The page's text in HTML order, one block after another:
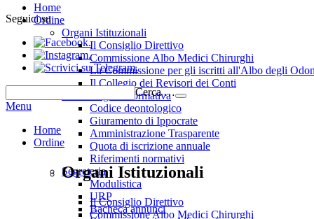
Seguici su
.
.
.
Cerca …
Menu
Home
Ordine
Organi Istituzionali
Il Consiglio Direttivo
Commissione Albo Medici Chirurghi
Home
Ordine
Organi Istituzionali
Il Consiglio Direttivo
Commissione Albo Medici Chirurghi
La Commissione per gli iscritti all'Albo degli
Il Collegio dei Revisori dei Conti
Deontologia e normativa
Codice deontologico
Giuramento di Ippocrate
Amministrazione Trasparente
Quota di iscrizione annuale
Riferimenti normativi
Segreteria
Modulistica
URP
Bacheca annunci